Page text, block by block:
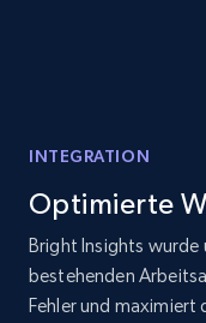
price, Currency,
INTEGRATION
Optimierte
Bright Insights wurde
bestehenden
Fehler und maximiert